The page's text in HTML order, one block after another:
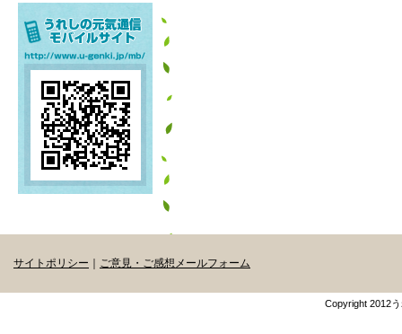
サイトポリシー ご意見・ご感想メールフォーム
Copyright 2012